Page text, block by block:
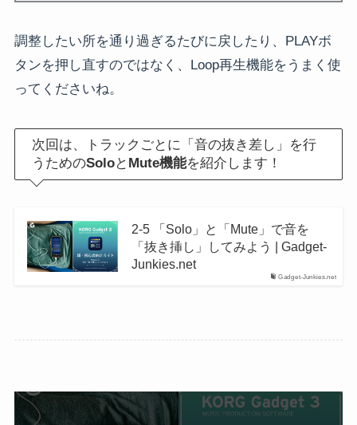
調整したい所を通り過ぎるたびに戻したり、PLAYボ
タンを押し直すのではなく、Loop再生機能をうまく使
ってくださいね。
次回は、トラックごとに「音の抜き差し」を行
うためのSoloと Mute機能を紹介します！
Gadget-Junkies.net
2-5 「Solo」と「Mute」で音を
「抜き挿し」してみよう | Gadget-
Junkies.net